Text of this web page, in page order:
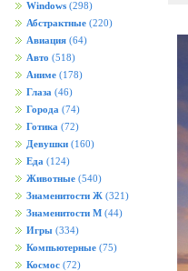
Windows (298)
Абстрактные (220)
Авиация (64)
Авто (518)
Аниме (178)
Глаза (46)
Города (74)
Готика (72)
Девушки (160)
Еда (124)
Животные (540)
Знаменитости Ж (321)
Знаменитости М (44)
Игры (334)
Компьютерные (75)
Космос (72)